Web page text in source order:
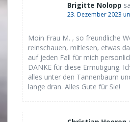
Brigitte Nolopp
23. Dezember 2023
Moin Frau M. , so freundliche
reinschauen, mitlesen, etwas
auf jeden Fall für mich
DANKE für diese Ermutigung.
alles unter den Tannenbaum
lange dran. Alles Gute für Sie!